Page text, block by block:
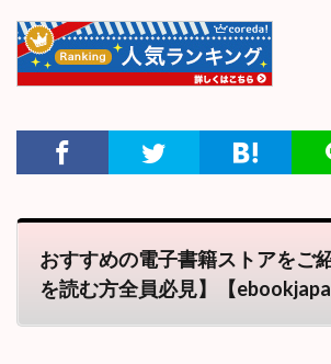
おすすめの電子書籍ストアをご
を読む方全員必見】【